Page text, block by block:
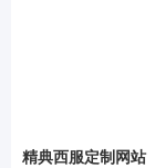
精典西服定制网站